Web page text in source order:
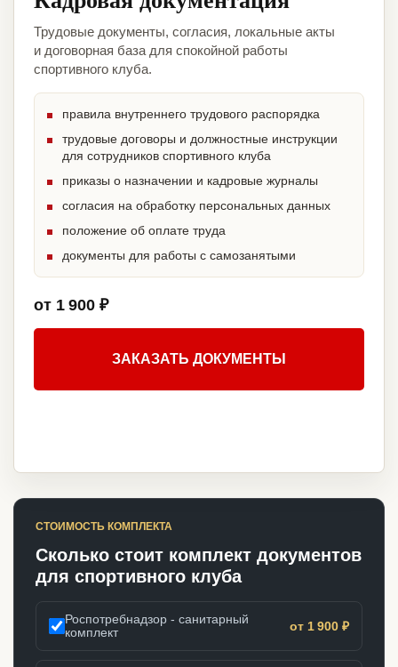
Трудовые документы, согласия, локальные акты
и договорная база для спокойной работы
спортивного клуба.
правила внутреннего трудового распорядка
трудовые договоры и должностные инструкции
для сотрудников спортивного клуба
приказы о назначении и кадровые журналы
согласия на обработку персональных данных
положение об оплате труда
документы для работы с самозанятыми
от 1 900 ₽
ЗАКАЗАТЬ ДОКУМЕНТЫ
СТОИМОСТЬ КОМПЛЕКТА
Сколько стоит комплект документов
для спортивного клуба
Роспотребнадзор - санитарный
комплект
от 1 900 ₽